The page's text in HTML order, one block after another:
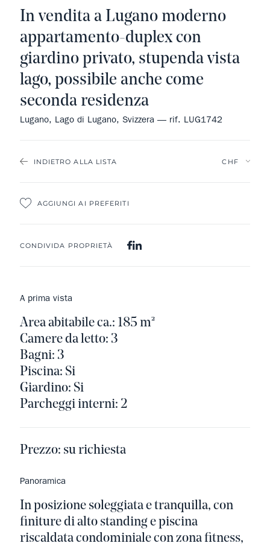
INDIETRO ALLA LISTA
AGGIUNGI AI PREFERITI
CONDIVIDA PROPRIETÀ
In vendita a Lugano moderno
appartamento-duplex con
giardino privato, stupenda vista
lago, possibile anche come
seconda residenza
Lugano, Lago di Lugano, Svizzera — rif. LUG1742
A prima vista
Area abitabile ca.: 185 m²
Camere da letto: 3
Bagni: 3
Piscina: Si
Giardino: Si
Parcheggi interni: 2
Prezzo: su richiesta
Panoramica
In posizione soleggiata e tranquilla, con
finiture di alto standing e piscina
riscaldata condominiale con zona fitness,